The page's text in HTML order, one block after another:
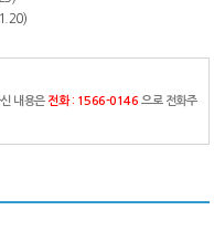
내용은전화 : 1566-0146 으로 전화주